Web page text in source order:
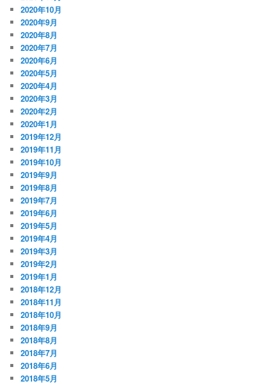
2020年10月
2020年9月
2020年8月
2020年7月
2020年6月
2020年5月
2020年4月
2020年3月
2020年2月
2020年1月
2019年12月
2019年11月
2019年10月
2019年9月
2019年8月
2019年7月
2019年6月
2019年5月
2019年4月
2019年3月
2019年2月
2019年1月
2018年12月
2018年11月
2018年10月
2018年9月
2018年8月
2018年7月
2018年6月
2018年5月